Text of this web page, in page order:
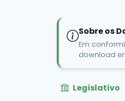
Sobre os
Em
download
Legislativo